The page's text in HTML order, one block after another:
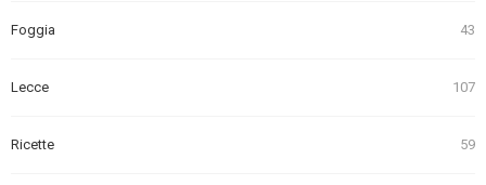
Foggia 43
Lecce 107
Ricette 59